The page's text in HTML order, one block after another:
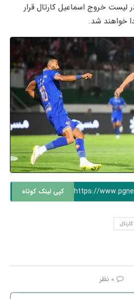
لیست خروج اسماعیل کارتال قرار
خواهند شد.
https:// کپی لینک کوتاه
کارتال
0 نظر